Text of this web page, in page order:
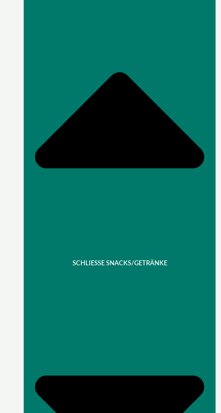
SCHLIESSE SNACKS/GETRÄNKE